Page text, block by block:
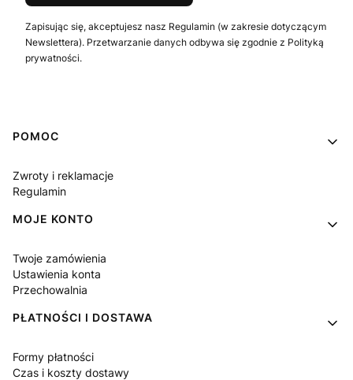
Zapisując się, akceptujesz nasz Regulamin (w zakresie dotyczącym
Newslettera). Przetwarzanie danych odbywa się zgodnie z Polityką
prywatności.
Linki w stopce
POMOC
Zwroty i reklamacje
Regulamin
MOJE KONTO
Twoje zamówienia
Ustawienia konta
Przechowalnia
PŁATNOŚCI I DOSTAWA
Formy płatności
Czas i koszty dostawy